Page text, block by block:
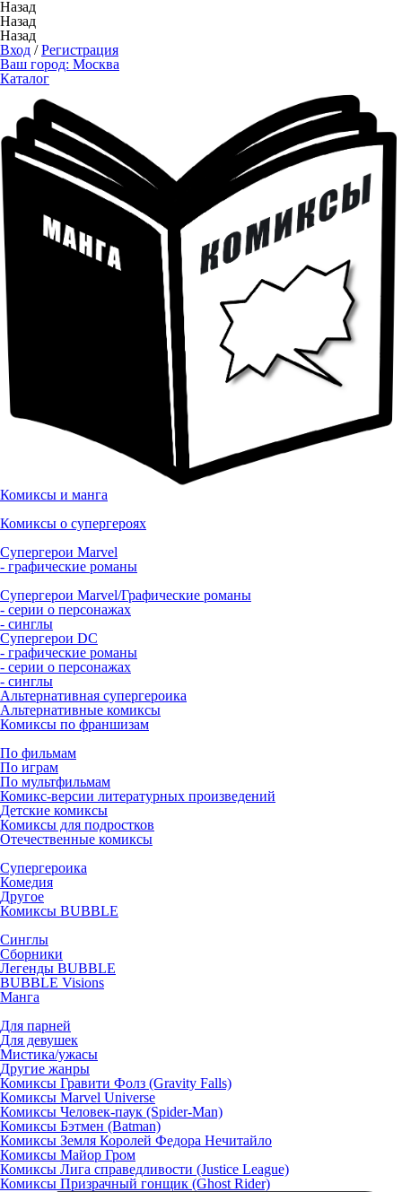
Назад
Назад
Назад
Вход /Регистрация
Ваш город: Москва
Каталог
Комиксы и манга
Комиксы о супергероях
Супергерои Marvel
- графические романы
Супергерои Marvel/Графические романы
- серии о персонажах
- синглы
Супергерои DC
- графические романы
- серии о персонажах
- синглы
Альтернативная супергероика
Альтернативные комиксы
Комиксы по франшизам
По фильмам
По играм
По мультфильмам
Комикс-версии литературных произведений
Детские комиксы
Комиксы для подростков
Отечественные комиксы
Супергероика
Комедия
Другое
Комиксы BUBBLE
Синглы
Сборники
Легенды BUBBLE
BUBBLE Visions
Манга
Для парней
Для девушек
Мистика/ужасы
Другие жанры
Комиксы Гравити Фолз (Gravity Falls)
Комиксы Marvel Universe
Комиксы Человек-паук (Spider-Man)
Комиксы Бэтмен (Batman)
Комиксы Земля Королей Федора Нечитайло
Комиксы Майор Гром
Комиксы Лига справедливости (Justice League)
Комиксы Призрачный гонщик (Ghost Rider)